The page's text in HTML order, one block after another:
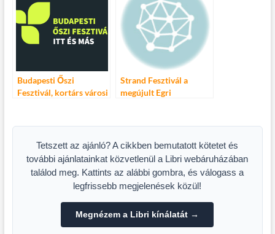
Budapesti Őszi
Fesztivál, kortárs városi
Strand Fesztivál a
megújult Egri
Tetszett az ajánló? A cikkben bemutatott kötetet és
további ajánlatainkat közvetlenül a Libri webáruházában
találod meg. Kattints az alábbi gombra, és válogass a
legfrissebb megjelenések közül!
Megnézem a Libri kínálatát →